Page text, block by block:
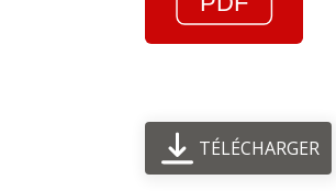
TÉLÉCHARGER